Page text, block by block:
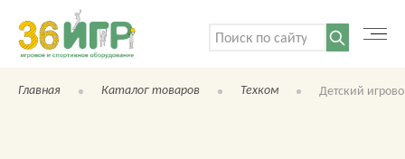
Поиск:
Главная Каталог товаров Техком Детский